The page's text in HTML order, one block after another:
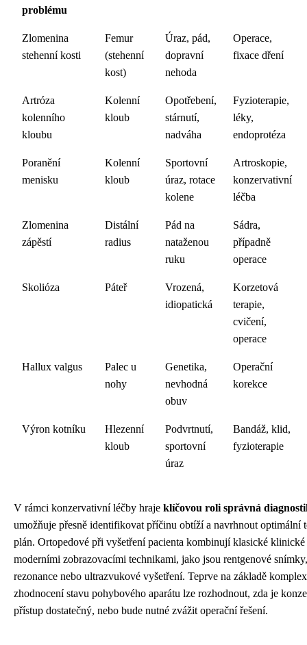
problému
Zlomenina
stehenní kosti
Femur
(stehenní
kost)
Úraz, pád,
dopravní
nehoda
Operace,
fixace dření
Artróza
kolenního
kloubu
Kolenní
kloub
Opotřebení,
stárnutí,
nadváha
Fyzioterapie,
léky,
endoprotéza
Poranění
menisku
Kolenní
kloub
Sportovní
úraz, rotace
kolene
Artroskopie,
konzervativní
léčba
Zlomenina
zápěstí
Distální
radius
Pád na
nataženou
ruku
Sádra,
případně
operace
Skolióza Páteř
Vrozená,
idiopatická
Korzetová
terapie,
cvičení,
operace
Hallux valgus
Palec u
nohy
Genetika,
nevhodná
obuv
Operační
korekce
Výron kotníku
Hlezenní
kloub
Podvrtnutí,
sportovní
úraz
Bandáž, klid,
fyzioterapie
V rámci konzervativní léčby hraje klíčovou roli správná
umožňuje přesně identifikovat příčinu obtíží a navrhnout optimální
plán. Ortopedové při vyšetření pacienta kombinují klasické klinické
moderními zobrazovacími technikami, jako jsou rentgenové
rezonance nebo ultrazvukové vyšetření. Teprve na základě
zhodnocení stavu pohybového aparátu lze rozhodnout, zda je
přístup dostatečný, nebo bude nutné zvážit operační řešení.